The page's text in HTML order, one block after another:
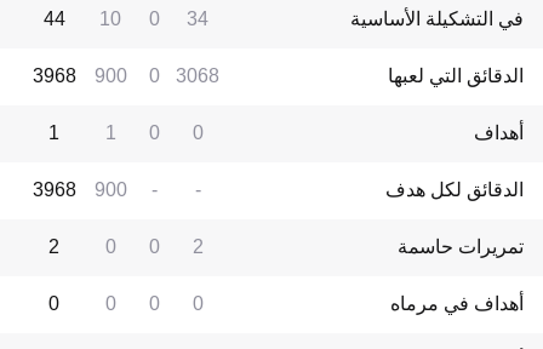
في التشكيلة الأساسية 34
0
10
44
الدقائق التي لعبها 3068
0
900
3968
أهداف 0
0
1
1
الدقائق لكل هدف -
-
900
3968
تمريرات حاسمة 2
0
0
2
أهداف في مرماه 0
0
0
0